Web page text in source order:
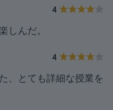
4
しんだ。
4
、とても詳細な授業を